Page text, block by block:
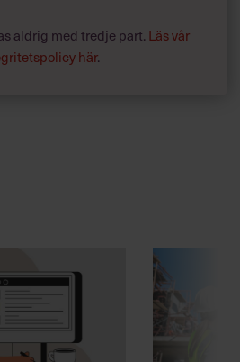
aldrig med tredje part. Läs vår
här.